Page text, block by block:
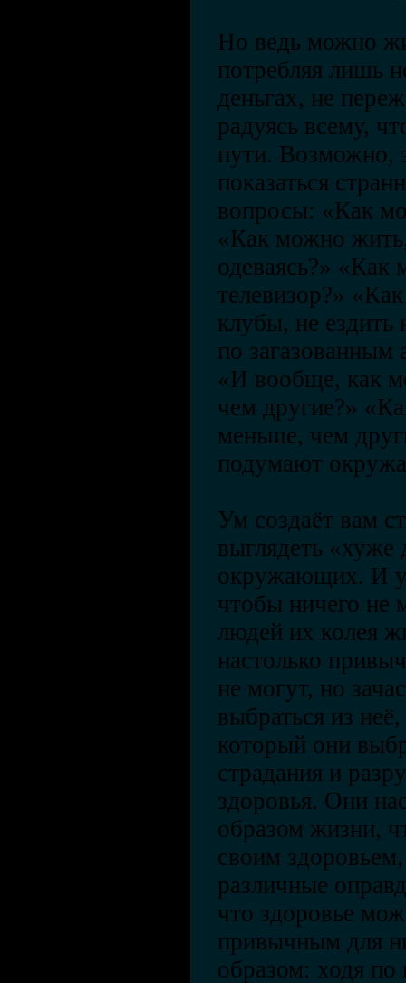
Но ведь можно
потребляя лишь
деньгах, не
радуясь всему,
пути. Возможно,
показаться
вопросы: «Как
«Как можно
одеваясь?» «Как
телевизор?»
клубы, не
по
«И вообще, как
чем другие?»
меньше, чем
подумают
Ум создаёт вам
выглядеть «хуже
окружающих. И
чтобы ничего не
людей их колея
настолько
не могут, но
выбраться из
который они
страдания и
здоровья. Они
образом жизни,
своим
различные
что здоровье
привычным для
образом: ходя